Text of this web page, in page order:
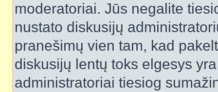
moderatoriai. Jūs negalite
nustato diskusijų
pranešimų vien tam, kad
diskusijų lentų toks elgesys
administratoriai tiesiog